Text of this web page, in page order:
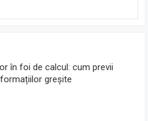
în foi de calcul: cum previi
greșite